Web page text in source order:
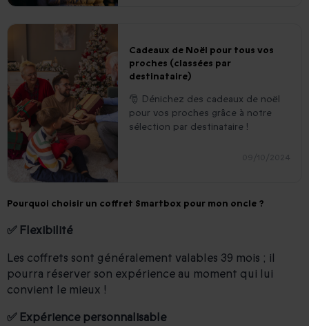
Cadeaux de Noël pour tous vos
proches (classées par
destinataire)
🎅 Dénichez des cadeaux de noël
pour vos proches grâce à notre
sélection par destinataire !
09/10/2024
Pourquoi choisir un coffret Smartbox pour mon oncle ?
✅ Flexibilité
Les coffrets sont généralement valables 39 mois ; il
pourra réserver son expérience au moment qui lui
convient le mieux !
✅ Expérience personnalisable